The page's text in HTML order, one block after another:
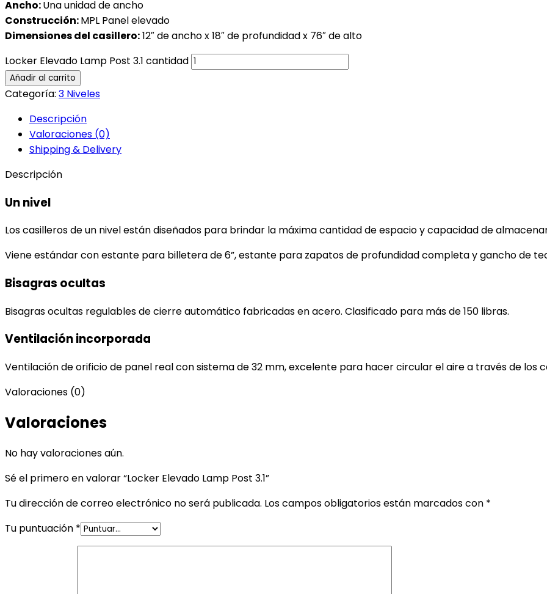
Ancho:Una unidad de ancho
Construcción:MPL Panel elevado
Dimensiones del casillero:12″ de ancho x 18″ de profundidad x 76″ de alto
Locker Elevado Lamp Post 3.1 cantidad
Añadir al carrito
Categoría: 3 Niveles
Descripción
Valoraciones (0)
Shipping & Delivery
Descripción
Un nivel
Los casilleros de un nivel están diseñados para brindar la máxima cantidad de espacio y capacidad de
Viene estándar con estante para billetera de 6”, estante para zapatos de profundidad completa y gancho de
Bisagras ocultas
Bisagras ocultas regulables de cierre automático fabricadas en acero. Clasificado para más de 150 libras.
Ventilación incorporada
Ventilación de orificio de panel real con sistema de 32 mm, excelente para hacer circular el aire a través de los
Valoraciones (0)
Valoraciones
No hay valoraciones aún.
Sé el primero en valorar “Locker Elevado Lamp Post 3.1”
Tu dirección de correo electrónico no será publicada. Los campos obligatorios están marcados con *
Tu puntuación *